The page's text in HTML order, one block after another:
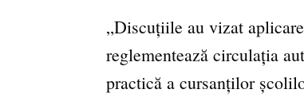
„Discuțiile au vizat
reglementează circulația
practică a cursanților